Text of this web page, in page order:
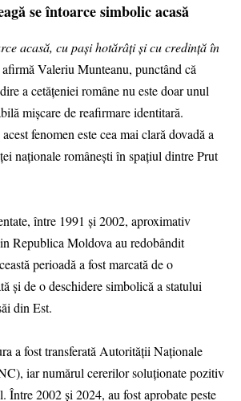
se întoarce simbolic acasă
acasă, cu pași hotărâți și cu credință în
afirmă Valeriu Munteanu, punctând că
a cetățeniei române nu este doar unul
mișcare de reafirmare identitară.
fenomen este cea mai clară dovadă a
naționale românești în spațiul dintre Prut
între 1991 și 2002, aproximativ
Republica Moldova au redobândit
perioadă a fost marcată de o
și de o deschidere simbolică a statului
din Est.
a fost transferată Autorității Naționale
iar numărul cererilor soluționate pozitiv
Între 2002 și 2024, au fost aprobate peste